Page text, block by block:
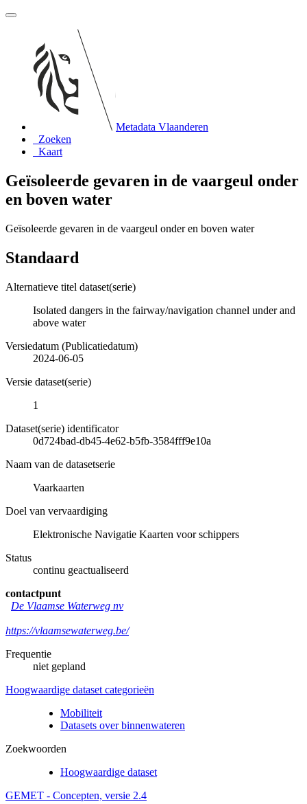
Metadata Vlaanderen
Zoeken
Kaart
Geïsoleerde gevaren in de vaargeul onder
en boven water
Geïsoleerde gevaren in de vaargeul onder en boven water
Standaard
Alternatieve titel dataset(serie)
Isolated dangers in the fairway/navigation channel under and
above water
Versiedatum (Publicatiedatum)
2024-06-05
Versie dataset(serie)
1
Dataset(serie) identificator
0d724bad-db45-4e62-b5fb-3584fff9e10a
Naam van de datasetserie
Vaarkaarten
Doel van vervaardiging
Elektronische Navigatie Kaarten voor schippers
Status
continu geactualiseerd
contactpunt
De Vlaamse Waterweg nv
https://vlaamsewaterweg.be/
Frequentie
niet gepland
Hoogwaardige dataset categorieën
Mobiliteit
Datasets over binnenwateren
Zoekwoorden
Hoogwaardige dataset
GEMET - Concepten, versie 2.4